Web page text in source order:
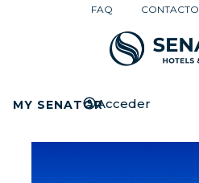
FAQ CONTACTO
MY SENATORAcceder